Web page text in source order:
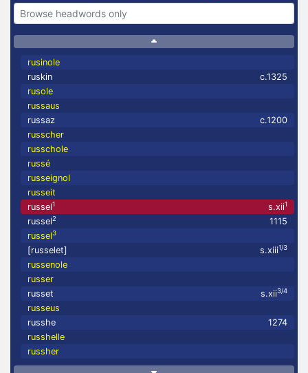
rusinole
ruskin
c.1325
rusole
russaus
russaz
c.1200
russcher
russchole
russé
russeignol
russeit
russel1 s.xii1
russel2
1115
russel3
[russelet] s.xiii1/3
russenole
russer
russet
s.xii3/4
russeus
russhe
1274
russhelle
russher